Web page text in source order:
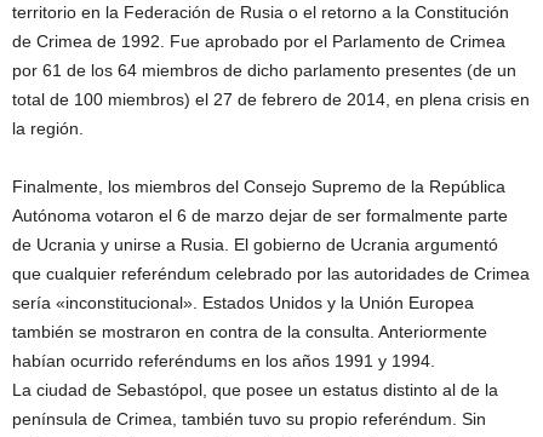
territorio en la Federación de Rusia o el retorno a la Constitución
de Crimea de 1992. Fue aprobado por el Parlamento de Crimea
por 61 de los 64 miembros de dicho parlamento presentes (de un
total de 100 miembros) el 27 de febrero de 2014, en plena crisis en
la región.
Finalmente, los miembros del Consejo Supremo de la República
Autónoma votaron el 6 de marzo dejar de ser formalmente parte
de Ucrania y unirse a Rusia. El gobierno de Ucrania argumentó
que cualquier referéndum celebrado por las autoridades de Crimea
sería «inconstitucional». Estados Unidos y la Unión Europea
también se mostraron en contra de la consulta. Anteriormente
habían ocurrido referéndums en los años 1991 y 1994.
La ciudad de Sebastópol, que posee un estatus distinto al de la
península de Crimea, también tuvo su propio referéndum. Sin